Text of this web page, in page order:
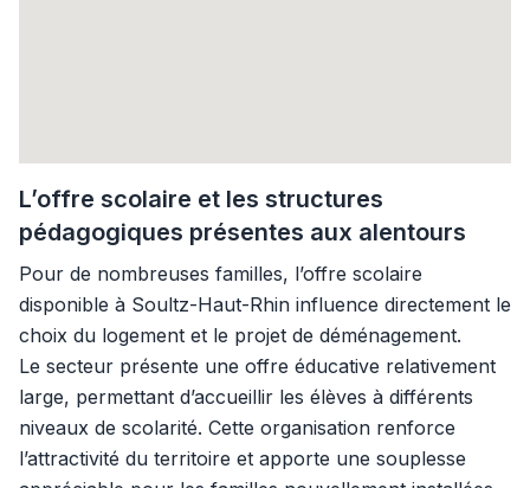
L’offre scolaire et les structures
pédagogiques présentes aux alentours
Pour de nombreuses familles, l’offre scolaire
disponible à Soultz-Haut-Rhin influence directement le
choix du logement et le projet de déménagement.
Le secteur présente une offre éducative relativement
large, permettant d’accueillir les élèves à différents
niveaux de scolarité. Cette organisation renforce
l’attractivité du territoire et apporte une souplesse